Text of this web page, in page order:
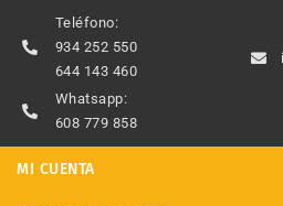
contenido
Teléfono:
934 252 550
644 143 460
Whatsapp:
608 779 858
MI CUENTA